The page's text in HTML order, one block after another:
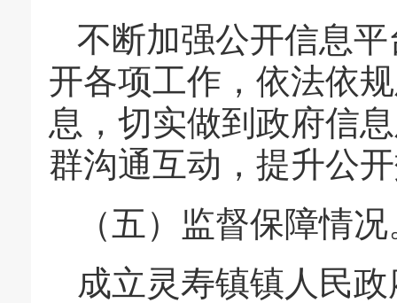
不断加强公开信息
开各项工作，依法依
息，切实做到政府信
群沟通互动，提升公
（五）监督保障情
成立灵寿镇镇人民